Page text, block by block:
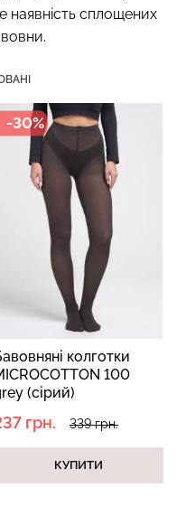
сплощених
-30%
колготки
100
(сірий)
грн. 339 грн.
КУПИТИ
BRA
nude
Giulia
грн.
699 грн.